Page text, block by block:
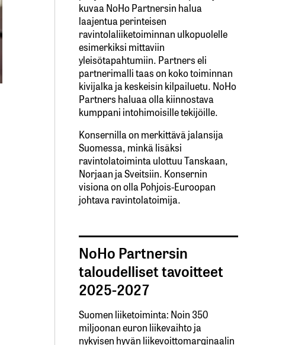
kuvaa NoHo Partnersin halua
laajentua perinteisen
ravintolaliiketoiminnan ulkopuolelle
esimerkiksi mittaviin
yleisötapahtumiin. Partners eli
partnerimalli taas on koko toiminnan
kivijalka ja keskeisin kilpailuetu. NoHo
Partners haluaa olla kiinnostava
kumppani intohimoisille tekijöille.
Konsernilla on merkittävä jalansija
Suomessa, minkä lisäksi
ravintolatoiminta ulottuu Tanskaan,
Norjaan ja Sveitsiin. Konsernin
visiona on olla Pohjois-Euroopan
johtava ravintolatoimija.
NoHo Partnersin
taloudelliset tavoitteet
2025-2027
Suomen liiketoiminta: Noin 350
miljoonan euron liikevaihto ja
nykyisen hyvän liikevoittomarginaalin